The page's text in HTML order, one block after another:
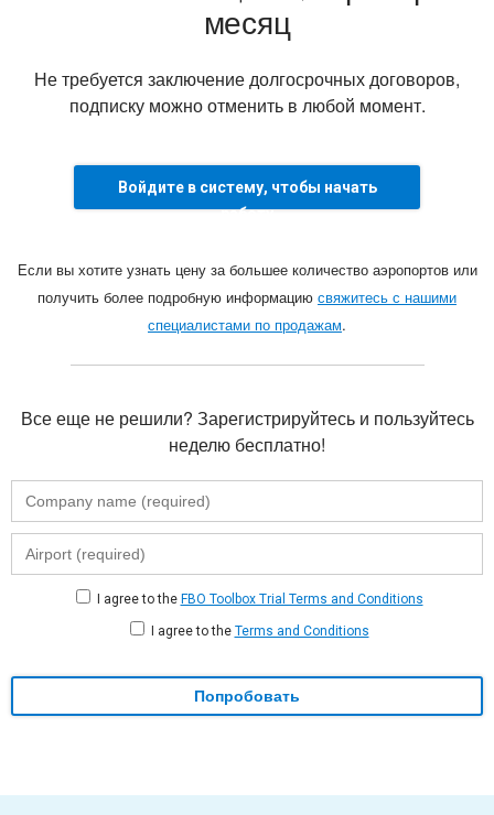
месяц
Не требуется заключение долгосрочных договоров,
подписку можно отменить в любой момент.
Войдите в систему, чтобы начать
работу
Если вы хотите узнать цену за большее количество аэропортов или
получить более подробную информацию свяжитесь с нашими
специалистами по продажам.
Все еще не решили? Зарегистрируйтесь и пользуйтесь
неделю бесплатно!
I agree to the FBO Toolbox Trial Terms and Conditions
I agree to the Terms and Conditions
Попробовать